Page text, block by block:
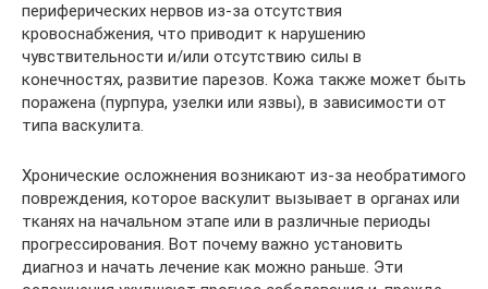
периферических нервов из-за отсутствия
кровоснабжения, что приводит к нарушению
чувствительности и/или отсутствию силы в
конечностях, развитие парезов. Кожа также может быть
поражена (пурпура, узелки или язвы), в зависимости от
типа васкулита.
Хронические осложнения возникают из-за необратимого
повреждения, которое васкулит вызывает в органах или
тканях на начальном этапе или в различные периоды
прогрессирования. Вот почему важно установить
диагноз и начать лечение как можно раньше. Эти